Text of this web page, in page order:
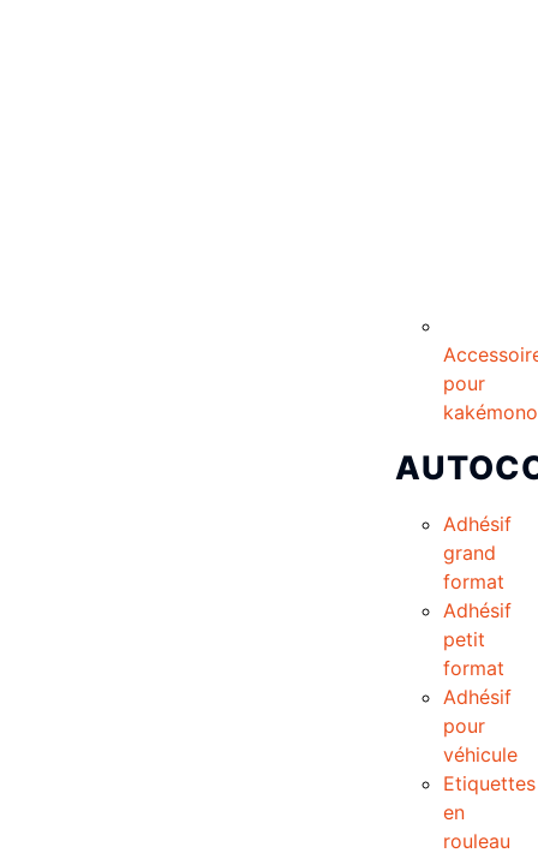
pour
kakémono
Adhésif
grand
format
Adhésif
petit
format
Adhésif
pour
véhicule
Etiquettes
en
rouleau